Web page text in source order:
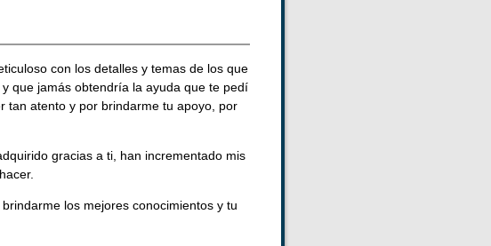
con los detalles y temas de los que
que jamás obtendría la ayuda que te pedí
tan atento y por brindarme tu apoyo, por
gracias a ti, han incrementado mis
los mejores conocimientos y tu